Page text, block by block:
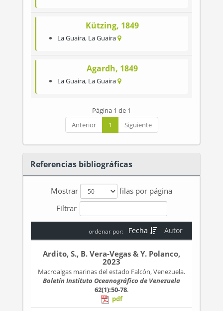
Kützing, 1849
La Guaira, La Guaira
Agardh, 1849
La Guaira, La Guaira
Página 1 de 1
Anterior
1 Siguiente
Referencias bibliográficas
Mostrar
filas por página
Filtrar
Autor
Fecha
ordenar por:
Ardito, S., B. Vera-Vegas & Y. Polanco,
2023
Macroalgas marinas del estado Falcón, Venezuela.
Boletín Instituto Oceanográfico de Venezuela
62(1):50-78.
pdf